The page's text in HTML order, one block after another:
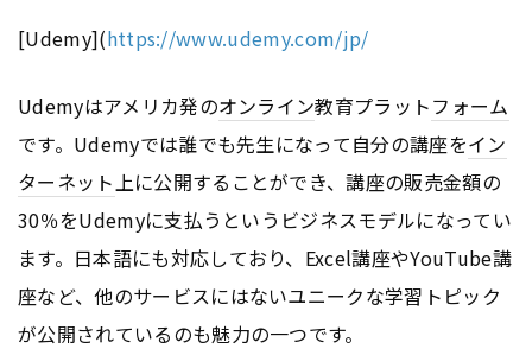
[Udemy](https://www.udemy.com/jp/
Udemyはアメリカ発のオンライン教育プラットフォーム
です。Udemyでは誰でも先生になって自分の講座をイン
ターネット上に公開することができ、講座の販売金額の
30％をUdemyに支払うというビジネスモデルになってい
ます。日本語にも対応しており、Excel講座やYouTube講
座など、他のサービスにはないユニークな学習トピック
が公開されているのも魅力の一つです。